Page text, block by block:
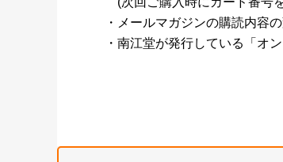
・メールマガジンの購読内容
・南江堂が発行している「オ